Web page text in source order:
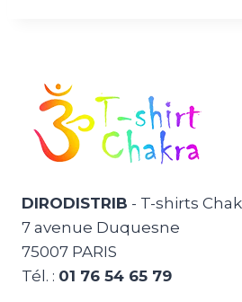
DIRODISTRIB - T-shirts
7 avenue Duquesne
75007 PARIS
Tél. : 01 76 54 65 79